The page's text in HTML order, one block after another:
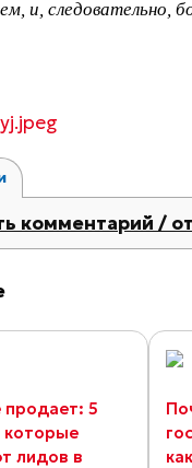
и, следовательно,
комментарий /
продает: 5
которые
лидов в